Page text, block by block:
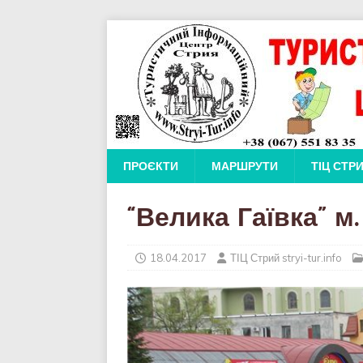
ПРОЄКТИ МАРШРУТИ ТІЦ
“Велика Гаївка”
18.04.2017 ТІЦ Стрий stryi-tur.info